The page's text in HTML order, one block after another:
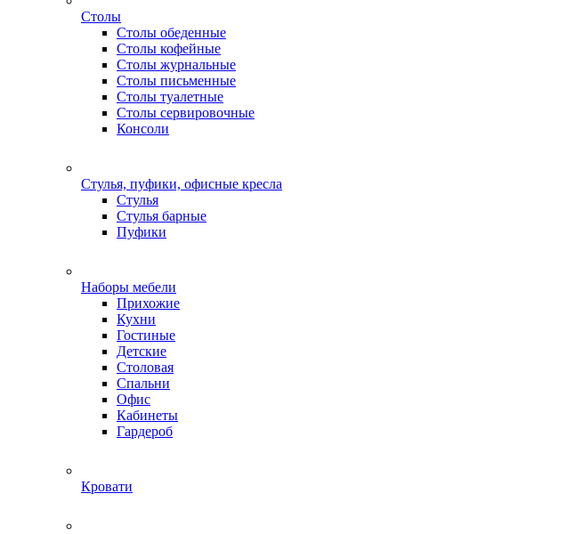
Столы
Столы обеденные
Столы кофейные
Столы журнальные
Столы письменные
Столы туалетные
Столы сервировочные
Консоли
Стулья, пуфики, офисные кресла
Стулья
Стулья барные
Пуфики
Наборы мебели
Прихожие
Кухни
Гостиные
Детские
Столовая
Спальни
Офис
Кабинеты
Гардероб
Кровати